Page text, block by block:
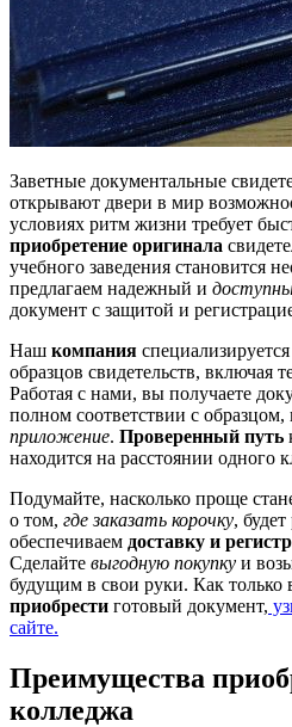
Заветные документальные
открывают двери в мир
условиях ритм жизни требует
приобретение оригинала
учебного заведения становится
предлагаем надежный и
документ с защитой и
Наш компания
образцов свидетельств, включая
Работая с нами, вы получаете
полном соответствии с образцом,
приложение. Проверенный путь
находится на расстоянии одного
Подумайте, насколько проще
о том, где заказать корочку,
обеспечиваем доставку и
Сделайте выгодную покупку и
будущим в свои руки. Как только
приобрести готовый документ,
сайте.
Преимущества
колледжа